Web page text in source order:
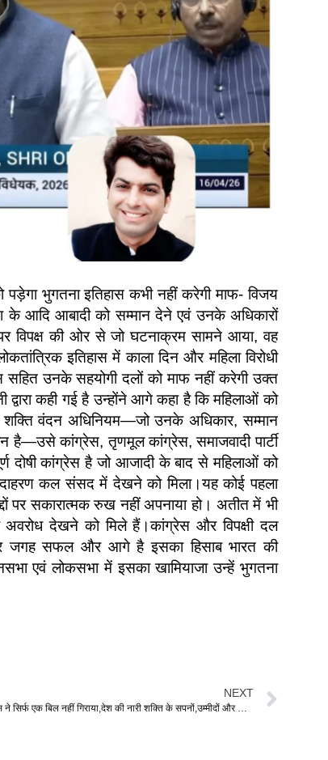
भुगतना इतिहास कभी नहीं करेगी माफ- विजय
के आदि आबादी को सम्मान देने एवं उनके अधिकारों
विपक्ष की ओर से जो घटनाक्रम सामने आया, वह
इतिहास में काला दिन और महिला विरोधी
उनके सहयोगी दलों को माफ नहीं करेगी उक्त
द्वारा कही गई है उन्होंने आगे कहा है कि महिलाओं को
वंदन अधिनियम—जो उनके अधिकार, सम्मान
है—उसे कांग्रेस, तृणमूल कांग्रेस, समाजवादी पार्टी
दोषी कांग्रेस है जो आजादी के बाद से महिलाओं को
कल संसद में देखने को मिला।यह कोई पहला
पर सकारात्मक रुख नहीं अपनाया हो। अतीत में भी
देखने को मिले हैं।कांग्रेस और विपक्षी दल
हर जगह सफल और आगे है इसका हिसाब भारत की
एवं लोकसभा में इसका खामियाजा उन्हें भुगतना
NEXT